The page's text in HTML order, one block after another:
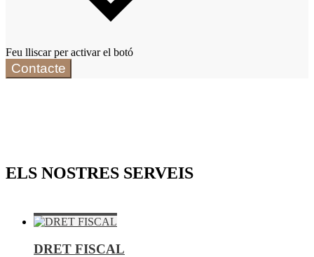
Feu lliscar per activar el botó
Contacte
ELS NOSTRES SERVEIS
DRET FISCAL